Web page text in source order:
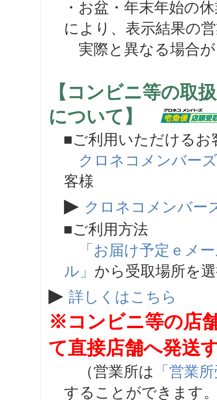
・お盆・年末年始の
により、表示結果の
実際と異なる場合が
【コンビニ等の取
について】
■ご利用いただけるお
クロネコメンバーズ
客様
▶ クロネコメンバー
■ご利用方法
「お届け予定ｅメ
ル」 から受取場所を
▶ 詳しくはこちら
※コンビニ等の店
て直接店舗へ発送
（営業所は 「営業
することができます